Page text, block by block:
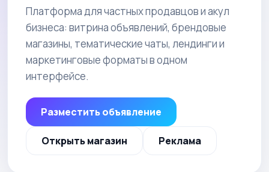
Платформа для частных продавцов и акул
бизнеса: витрина объявлений, брендовые
магазины, тематические чаты, лендинги и
маркетинговые форматы в одном
интерфейсе.
Разместить объявление
Открыть магазин Реклама